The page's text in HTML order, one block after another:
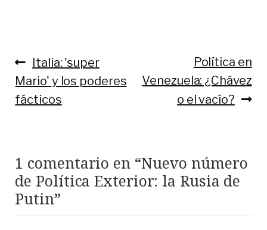
Navegación
de
entradas
Anterior:
Italia: 'super
Mario' y los poderes
fácticos
Siguiente:
Política en
Venezuela: ¿Chávez
o el vacío?
1 comentario en “Nuevo número
de Política Exterior: la Rusia de
Putin”